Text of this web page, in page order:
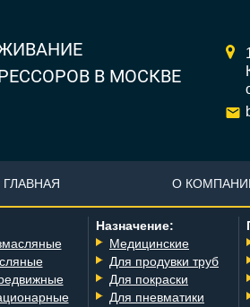
В МОСКВЕ
ГЛАВНАЯ
Назначение:
Медицинские
Для продувки труб
Для покраски
Для пневматики
О